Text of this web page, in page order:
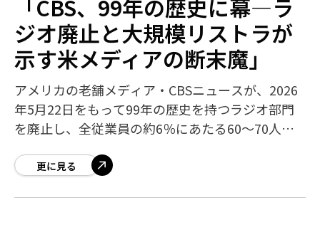
「CBS、99年の歴史に幕—ラ
ジオ廃止と大規模リストラが
示す米メディアの断末魔」
アメリカの老舗メディア・CBSニュースが、2026
年5月22日をもって99年の歴史を持つラジオ部門
を廃止し、全従業員の約6％にあたる60〜70人の
と社長トム・シブロウスキー氏が
更に見る